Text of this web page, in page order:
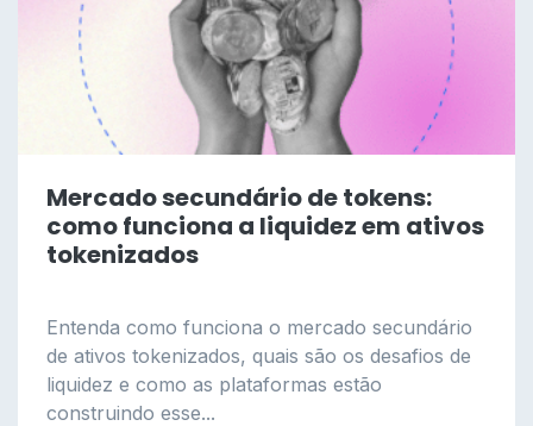
Mercado secundário de tokens:
como funciona a liquidez em ativos
tokenizados
Entenda como funciona o mercado secundário
de ativos tokenizados, quais são os desafios de
liquidez e como as plataformas estão
construindo esse...